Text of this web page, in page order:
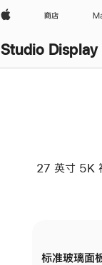
Apple 商店
Studio Display
27 英寸 5K
标准玻璃面